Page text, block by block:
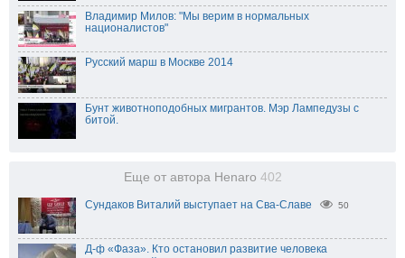
Владимир Милов: "Мы верим в нормальных
националистов"
Русский марш в Москве 2014
Бунт животноподобных мигрантов. Мэр Лампедузы с
битой.
Еще от автора Henaro 402
Сундаков Виталий выступает на Сва-Славе 50
Д-ф «Фаза». Кто остановил развитие человека